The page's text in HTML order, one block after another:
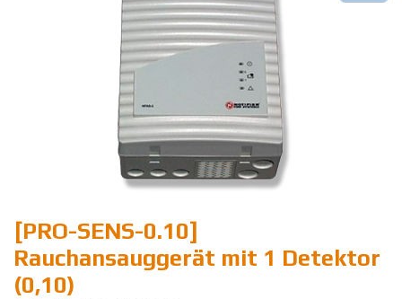
[PRO-SENS-0.10]
Rauchansauggerät mit 1 Detektor
(0,10)